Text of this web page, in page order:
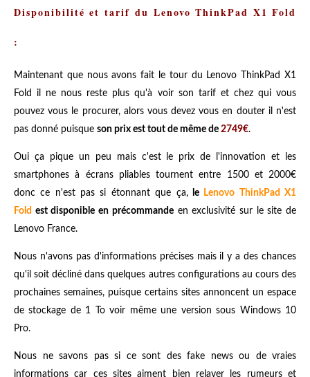
Disponibilité et tarif du Lenovo ThinkPad X1 Fold
:
Maintenant que nous avons fait le tour du Lenovo ThinkPad X1
Fold il ne nous reste plus qu'à voir son tarif et chez qui vous
pouvez vous le procurer, alors vous devez vous en douter il n'est
pas donné puisque son prix est tout de même de 2749€.
Oui ça pique un peu mais c'est le prix de l'innovation et les
smartphones à écrans pliables tournent entre 1500 et 2000€
donc ce n'est pas si étonnant que ça,le
Lenovo ThinkPad X1
Fold est disponible en précommandeen exclusivité sur le site de
Lenovo France.
Nous n'avons pas d'informations précises mais il y a des chances
qu'il soit décliné dans quelques autres configurations au cours des
prochaines semaines, puisque certains sites annoncent un espace
de stockage de 1 To voir même une version sous Windows 10
Pro.
Nous ne savons pas si ce sont des fake news ou de vraies
informations car ces sites aiment bien relayer les rumeurs et